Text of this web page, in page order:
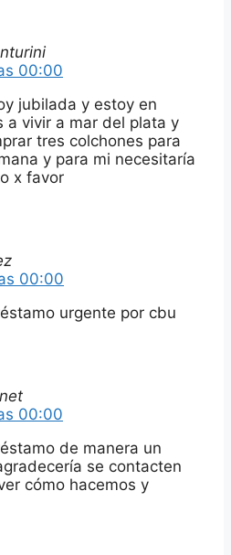
00:00
jubilada y estoy en
a vivir a mar del plata y
tres colchones para
y para mi necesitaría
x favor
00:00
urgente por cbu
00:00
de manera un
se contacten
cómo hacemos y